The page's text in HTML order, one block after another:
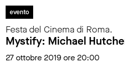
evento
Festa del Cinema di Roma.
Mystify: Michael
27 ottobre 2019 ore 20:00